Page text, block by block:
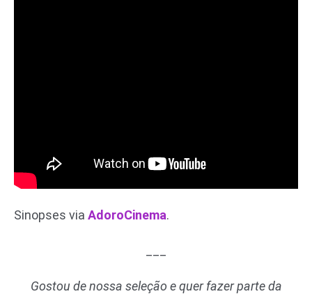
Sinopses via AdoroCinema.
Gostou de nossa seleção e quer fazer parte da